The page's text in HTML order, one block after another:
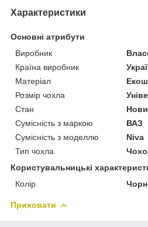
Характеристики
Основні атрибути
Виробник
Країна виробник
Матеріал
Розмір чохла
Стан
Сумісність з маркою
ВАЗ
Сумісність з моделлю
Niva
Тип чохла
Користувальницькі
Колір
Приховати